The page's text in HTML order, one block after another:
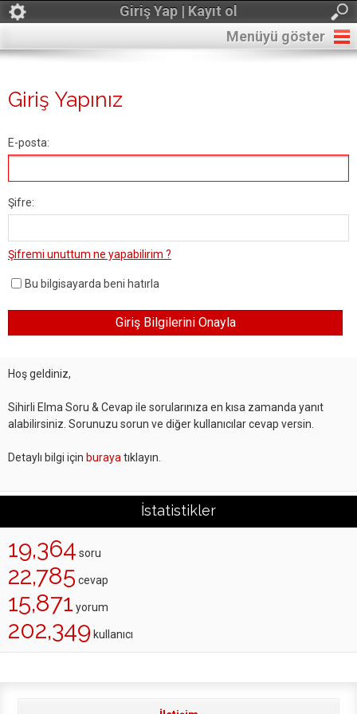
Giriş Yap | Kayıt ol
Menüyü göster
Giriş Yapınız
E-posta:
Şifre:
Şifremi unuttum ne yapabilirim ?
Bu bilgisayarda beni hatırla
Hoş geldiniz,
Sihirli Elma Soru & Cevap ile sorularınıza en kısa zamanda yanıt
alabilirsiniz. Sorunuzu sorun ve diğer kullanıcılar cevap versin.
Detaylı bilgi için buraya tıklayın.
İstatistikler
19,364 soru
22,785 cevap
15,871 yorum
202,349 kullanıcı